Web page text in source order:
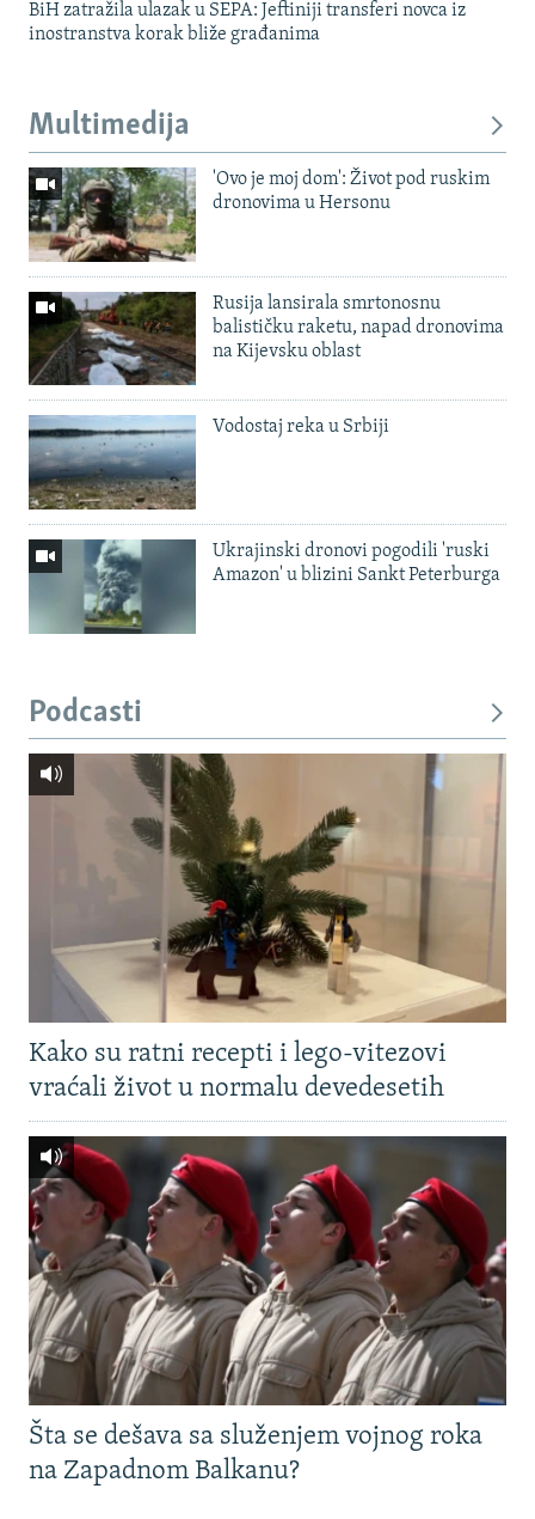
BiH zatražila ulazak u SEPA: Jeftiniji transferi novca iz
inostranstva korak bliže građanima
Multimedija
'Ovo je moj dom': Život pod ruskim
dronovima u Hersonu
Rusija lansirala smrtonosnu
balističku raketu, napad dronovima
na Kijevsku oblast
Vodostaj reka u Srbiji
Ukrajinski dronovi pogodili 'ruski
Amazon' u blizini Sankt Peterburga
Podcasti
Kako su ratni recepti i lego-vitezovi
vraćali život u normalu devedesetih
Šta se dešava sa služenjem vojnog roka
na Zapadnom Balkanu?